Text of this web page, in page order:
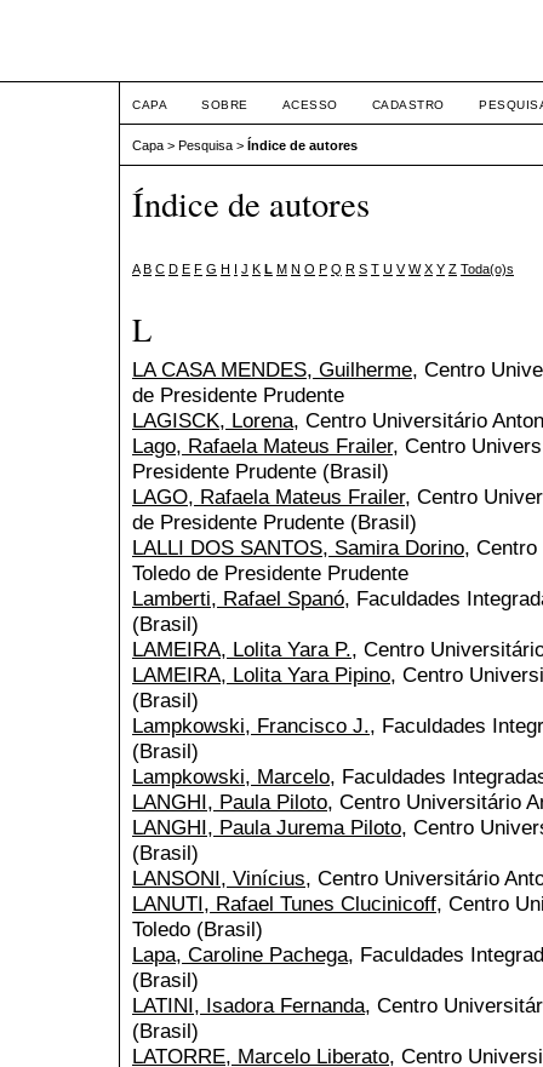
CAPA SOBRE ACESSO CADASTRO
Capa > Pesquisa > Índice de autores
Índice de autores
A B C D E F G H I J K L M N O P Q R S T U V W X Y Z Toda(o)s
L
LA CASA MENDES, Guilherme, Centro
de Presidente Prudente
LAGISCK, Lorena, Centro Universitário
Lago, Rafaela Mateus Frailer, Centro
Presidente Prudente (Brasil)
LAGO, Rafaela Mateus Frailer, Centro
de Presidente Prudente (Brasil)
LALLI DOS SANTOS, Samira Dorino,
Toledo de Presidente Prudente
Lamberti, Rafael Spanó, Faculdades
(Brasil)
LAMEIRA, Lolita Yara P., Centro
LAMEIRA, Lolita Yara Pipino, Centro
(Brasil)
Lampkowski, Francisco J., Faculdades
(Brasil)
Lampkowski, Marcelo, Faculdades
LANGHI, Paula Piloto, Centro Universitário
LANGHI, Paula Jurema Piloto, Centro
(Brasil)
LANSONI, Vinícius, Centro Universitário
LANUTI, Rafael Tunes Clucinicoff, Centro
Toledo (Brasil)
Lapa, Caroline Pachega, Faculdades
(Brasil)
LATINI, Isadora Fernanda, Centro
(Brasil)
LATORRE, Marcelo Liberato, Centro